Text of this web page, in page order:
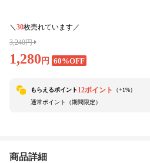
＼ 30枚売れています／
3,240円
1,280 円 60%OFF
もらえるポイント 12ポイント （+1%）
通常ポイント（期間限定）
商品詳細